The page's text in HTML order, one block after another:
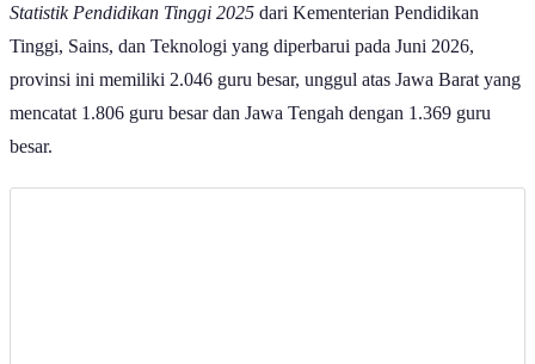
Statistik Pendidikan Tinggi 2025 dari Kementerian Pendidikan
Tinggi, Sains, dan Teknologi yang diperbarui pada Juni 2026,
provinsi ini memiliki 2.046 guru besar, unggul atas Jawa Barat yang
mencatat 1.806 guru besar dan Jawa Tengah dengan 1.369 guru
besar.